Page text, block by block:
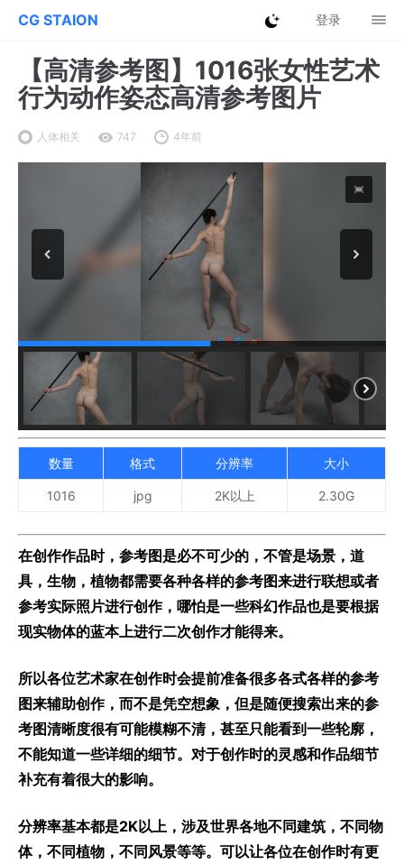
CG STAION 登录
【高清参考图】1016张女性艺术
行为动作姿态高清参考图片
人体相关 747 4年前
数量 格式 分辨率 大小
1016 jpg 2K以上 2.30G
在创作作品时，参考图是必不可少的，不管是场景，道
具，生物，植物都需要各种各样的参考图来进行联想或者
参考实际照片进行创作，哪怕是一些科幻作品也是要根据
现实物体的蓝本上进行二次创作才能得来。
所以各位艺术家在创作时会提前准备很多各式各样的参考
图来辅助创作，而不是凭空想象，但是随便搜索出来的参
考图清晰度很有可能模糊不清，甚至只能看到一些轮廓，
不能知道一些详细的细节。对于创作时的灵感和作品细节
补充有着很大的影响。
分辨率基本都是2K以上，涉及世界各地不同建筑，不同物
体，不同植物，不同风景等等。可以让各位在创作时有更